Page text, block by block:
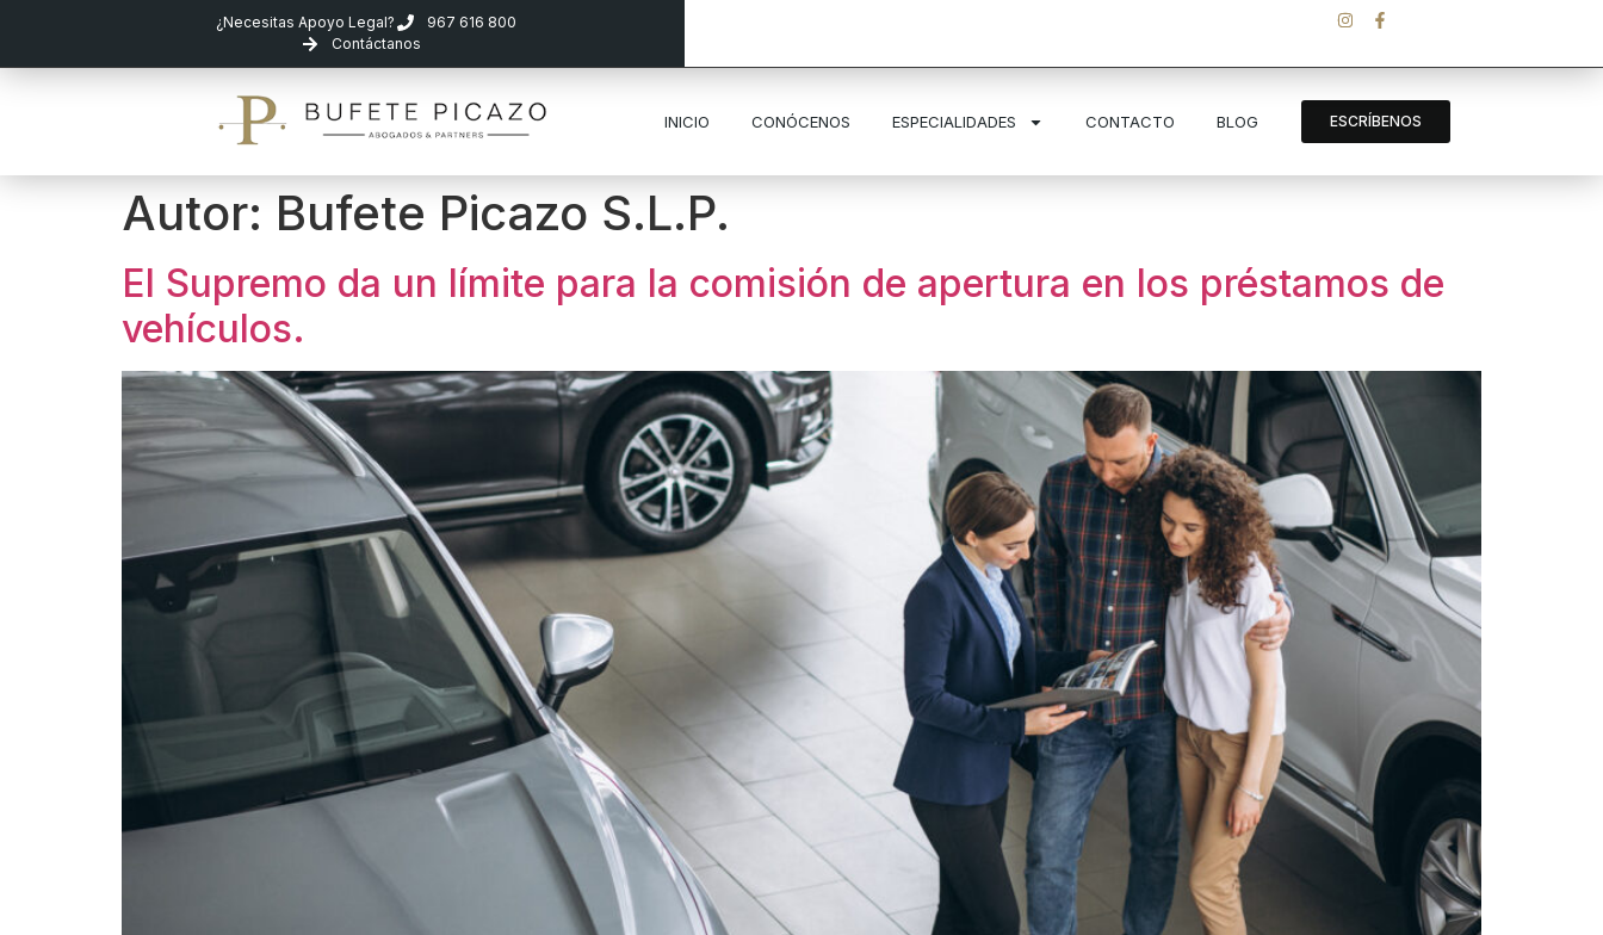
¿Necesitas Apoyo Legal?
967 616 800
Contáctanos
ESCRÍBENOS
INICIO CONÓCENOS ESPECIALIDADES CONTACTO BLOG
Autor: Bufete Picazo S.L.P.
El Supremo da un límite para la comisión de apertura en los préstamos de
vehículos.